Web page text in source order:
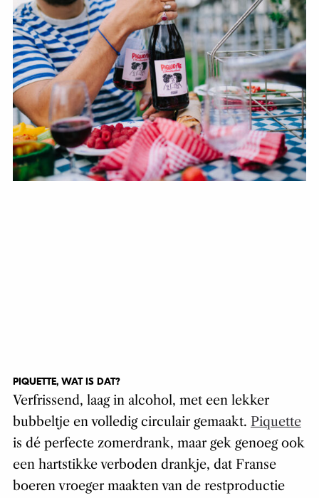
PIQUETTE, WAT IS DAT?
Verfrissend, laag in alcohol, met een lekker
bubbeltje en volledig circulair gemaakt. Piquette
is dé perfecte zomerdrank, maar gek genoeg ook
een hartstikke verboden drankje, dat Franse
boeren vroeger maakten van de restproductie